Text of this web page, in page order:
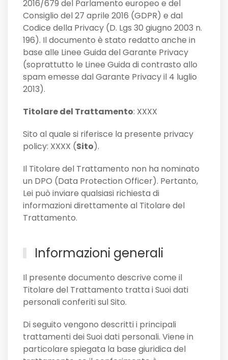
2016/679 del Parlamento europeo e del
Consiglio del 27 aprile 2016 (GDPR) e dal
Codice della Privacy (D. Lgs 30 giugno 2003 n.
196). Il documento è stato redatto anche in
base alle Linee Guida del Garante Privacy
(soprattutto le Linee Guida di contrasto allo
spam emesse dal Garante Privacy il 4 luglio
2013).
Titolare del Trattamento: XXXX
Sito al quale si riferisce la presente privacy
policy: XXXX (Sito).
Il Titolare del Trattamento non ha nominato
un DPO (Data Protection Officer). Pertanto,
Lei può inviare qualsiasi richiesta di
informazioni direttamente al Titolare del
Trattamento.
Informazioni generali
Il presente documento descrive come il
Titolare del Trattamento tratta i Suoi dati
personali conferiti sul Sito.
Di seguito vengono descritti i principali
trattamenti dei Suoi dati personali. Viene in
particolare spiegata la base giuridica del